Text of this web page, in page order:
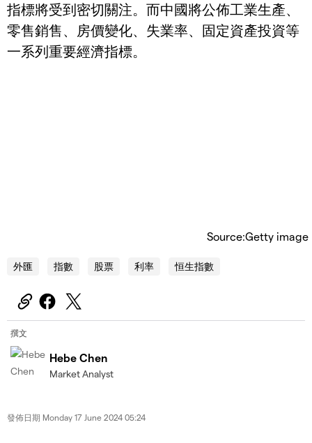
指標將受到密切關注。而中國將公佈工業生產、
零售銷售、房價變化、失業率、固定資產投資等
一系列重要經濟指標。
Source:Getty image
外匯 指數 股票 利率 恒生指數
撰文
Hebe Chen
Market Analyst
發佈日期 Monday 17 June 2024 05:24